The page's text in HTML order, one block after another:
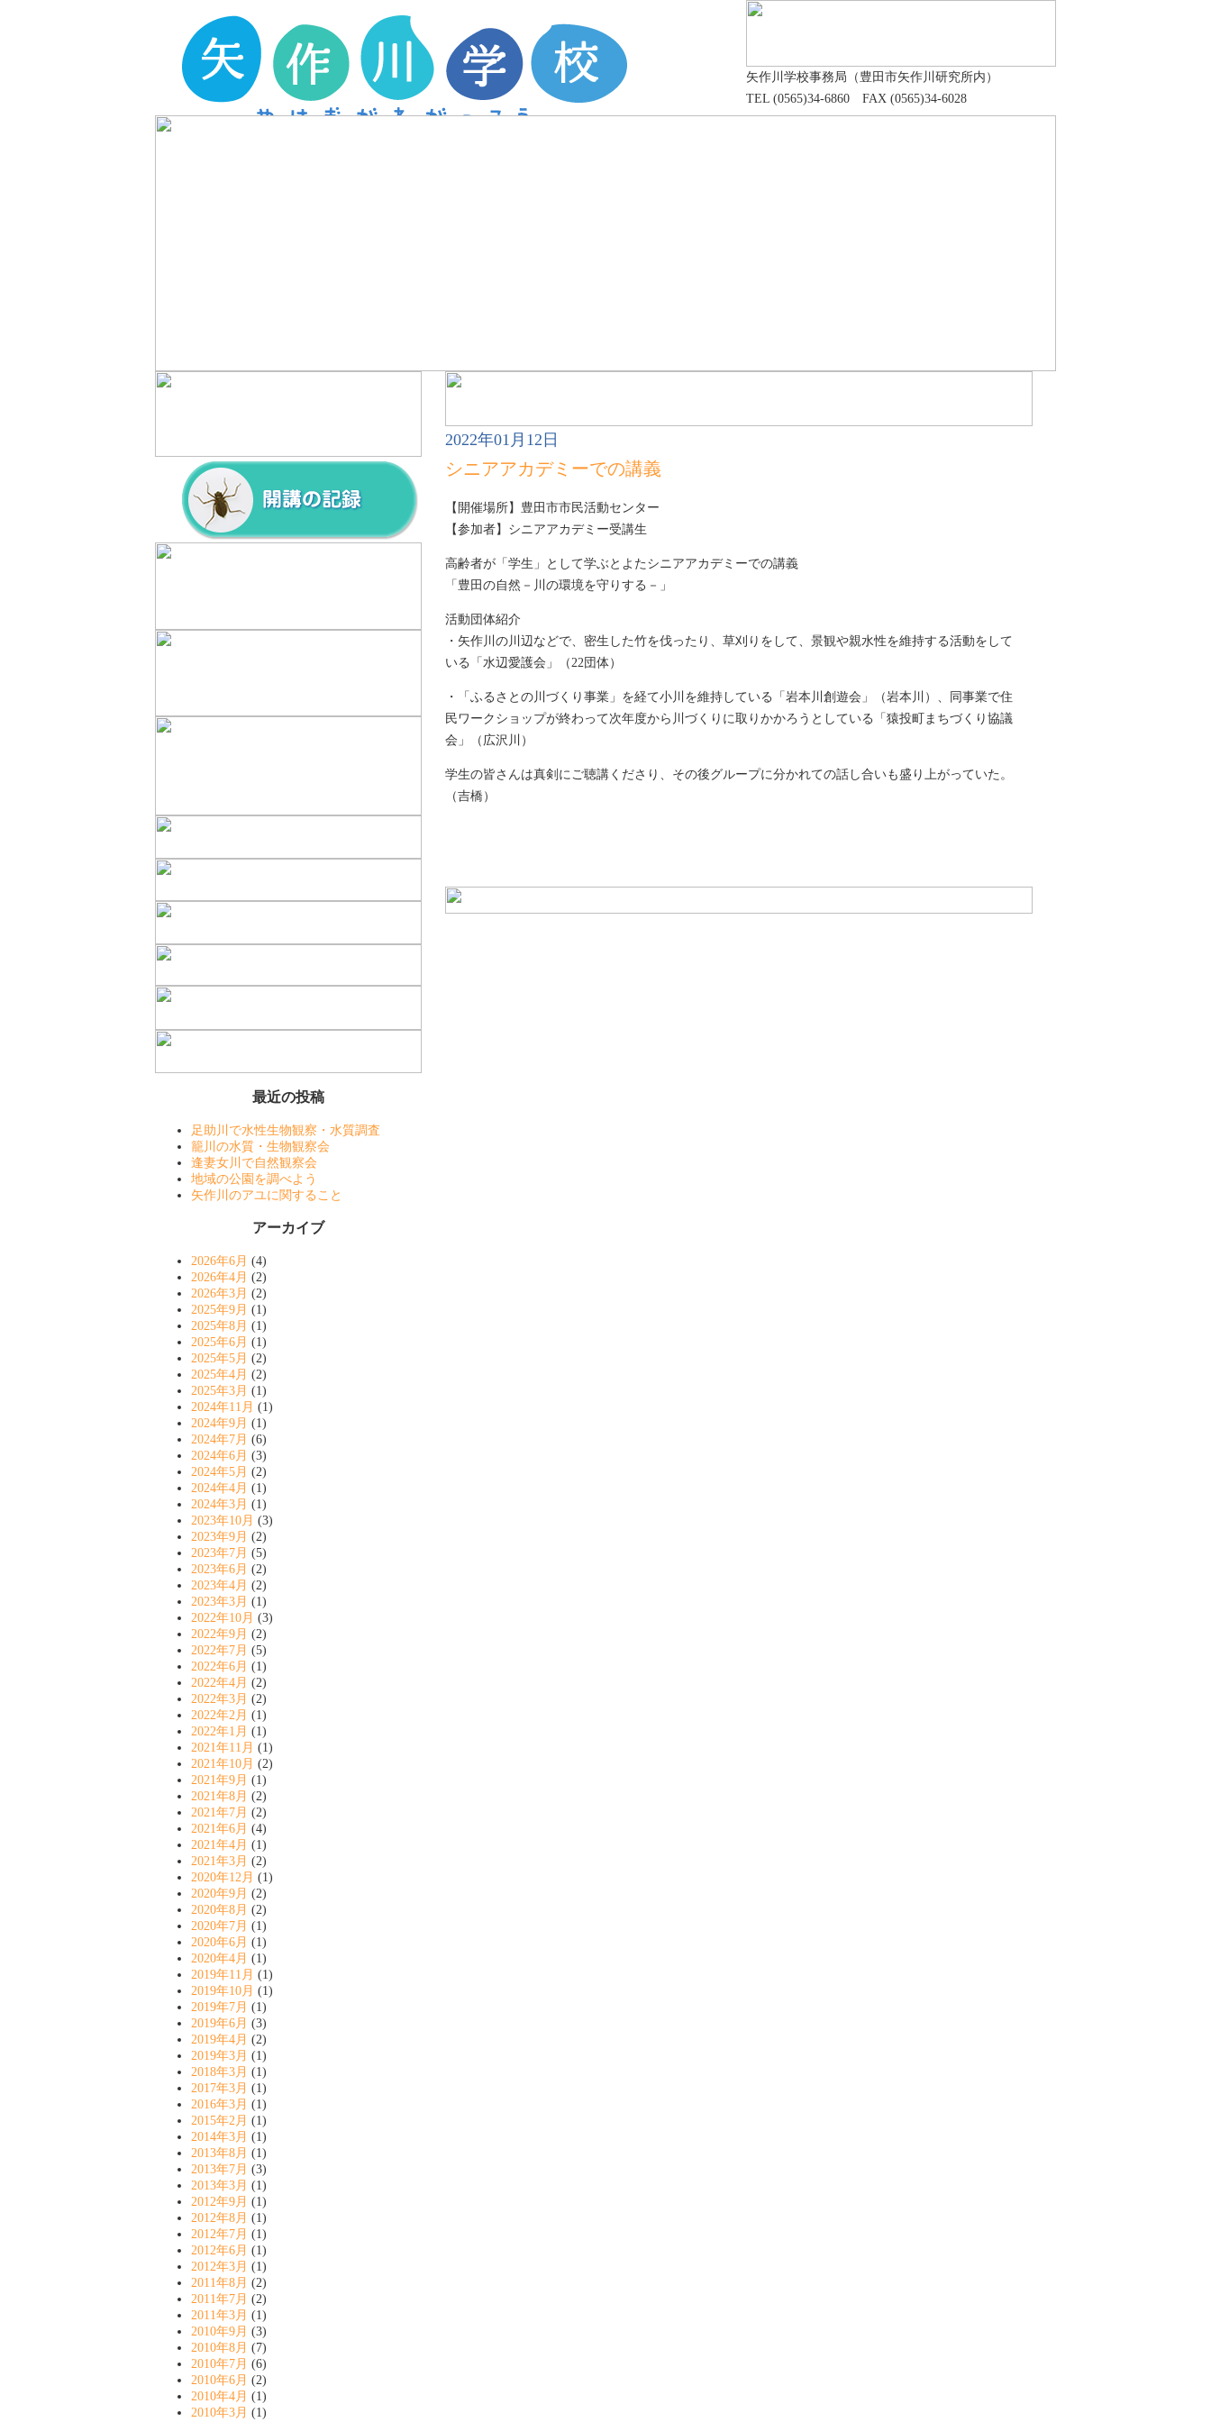
矢作川学校事務局（豊田市矢作川研究所内）
TEL (0565)34-6860 FAX (0565)34-6028
最近の投稿
足助川で水性生物観察・水質調査
籠川の水質・生物観察会
逢妻女川で自然観察会
地域の公園を調べよう
矢作川のアユに関すること
アーカイブ
2026年6月 (4)
2026年4月 (2)
2026年3月 (2)
2025年9月 (1)
2025年8月 (1)
2025年6月 (1)
2025年5月 (2)
2025年4月 (2)
2025年3月 (1)
2024年11月 (1)
2024年9月 (1)
2024年7月 (6)
2024年6月 (3)
2024年5月 (2)
2024年4月 (1)
2024年3月 (1)
2023年10月 (3)
2023年9月 (2)
2023年7月 (5)
2023年6月 (2)
2023年4月 (2)
2023年3月 (1)
2022年10月 (3)
2022年9月 (2)
2022年7月 (5)
2022年6月 (1)
2022年4月 (2)
2022年3月 (2)
2022年2月 (1)
2022年1月 (1)
2021年11月 (1)
2021年10月 (2)
2021年9月 (1)
2021年8月 (2)
2021年7月 (2)
2021年6月 (4)
2021年4月 (1)
2021年3月 (2)
2020年12月 (1)
2020年9月 (2)
2020年8月 (2)
2020年7月 (1)
2020年6月 (1)
2020年4月 (1)
2019年11月 (1)
2019年10月 (1)
2019年7月 (1)
2019年6月 (3)
2019年4月 (2)
2019年3月 (1)
2018年3月 (1)
2017年3月 (1)
2016年3月 (1)
2015年2月 (1)
2014年3月 (1)
2013年8月 (1)
2013年7月 (3)
2013年3月 (1)
2012年9月 (1)
2012年8月 (1)
2012年7月 (1)
2012年6月 (1)
2012年3月 (1)
2011年8月 (2)
2011年7月 (2)
2011年3月 (1)
2010年9月 (3)
2010年8月 (7)
2010年7月 (6)
2010年6月 (2)
2010年4月 (1)
2010年3月 (1)
2022年01月12日
シニアアカデミーでの講義
【開催場所】豊田市市民活動センター
【参加者】シニアアカデミー受講生
高齢者が「学生」として学ぶとよたシニアアカデミーでの講義
「豊田の自然－川の環境を守りする－」
活動団体紹介
・矢作川の川辺などで、密生した竹を伐ったり、草刈りをして、景観や親水性を維持する活動をして
いる「水辺愛護会」（22団体）
・「ふるさとの川づくり事業」を経て小川を維持している「岩本川創遊会」（岩本川）、同事業で住
民ワークショップが終わって次年度から川づくりに取りかかろうとしている「猿投町まちづくり協議
会」（広沢川）
学生の皆さんは真剣にご聴講くださり、その後グループに分かれての話し合いも盛り上がっていた。
（吉橋）